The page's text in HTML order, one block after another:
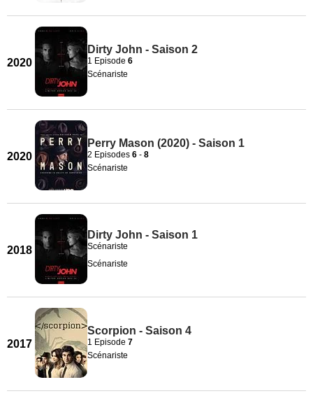
2020
Dirty John - Saison 2
1 Episode 6
Scénariste
2020
Perry Mason (2020) - Saison 1
2 Episodes 6 - 8
Scénariste
2018
Dirty John - Saison 1
Scénariste
Scénariste
2017
Scorpion - Saison 4
1 Episode 7
Scénariste